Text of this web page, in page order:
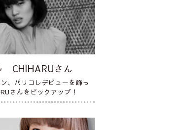
CHIHARUさん
、パリコレデビューを飾っ
さんをピックアップ！